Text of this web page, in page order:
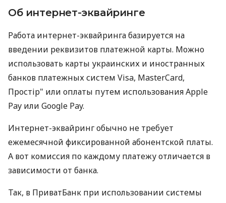
Об интернет-эквайринге
Работа интернет-эквайринга базируется на
введении реквизитов платежной карты. Можно
использовать карты украинских и иностранных
банков платежных систем Visa, MasterCard,
Простір" или оплаты путем использования Apple
Pay или Google Pay.
Интернет-эквайринг обычно не требует
ежемесячной фиксированной абонентской платы.
А вот комиссия по каждому платежу отличается в
зависимости от банка.
Так, в ПриватБанк при использовании системы